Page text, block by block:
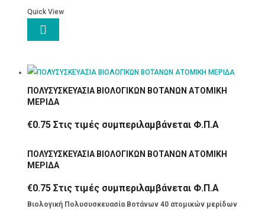
Quick View

ΠΟΛΥΣΥΣΚΕΥΑΣΙΑ ΒΙΟΛΟΓΙΚΩΝ ΒΟΤΑΝΩΝ ΑΤΟΜΙΚΗ
ΜΕΡΙΔΑ
€0.75 Στις τιμές συμπεριλαμβάνεται Φ.Π.Α
ΠΟΛΥΣΥΣΚΕΥΑΣΙΑ ΒΙΟΛΟΓΙΚΩΝ ΒΟΤΑΝΩΝ ΑΤΟΜΙΚΗ
ΜΕΡΙΔΑ
€0.75 Στις τιμές συμπεριλαμβάνεται Φ.Π.Α
Βιολογική Πολυσυσκευασία Βοτάνων 40 ατομικών μερίδων